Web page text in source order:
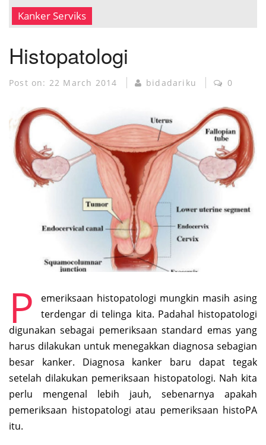
MUSEUM KANKER
Kanker Serviks
Histopatologi
Post on: 22 March 2014 bidadariku 0
P
emeriksaan histopatologi mungkin masih asing
terdengar di telinga kita. Padahal histopatologi
digunakan sebagai pemeriksaan standard emas yang
harus dilakukan untuk menegakkan diagnosa sebagian
besar kanker. Diagnosa kanker baru dapat tegak
setelah dilakukan pemeriksaan histopatologi. Nah kita
perlu mengenal lebih jauh, sebenarnya apakah
pemeriksaan histopatologi atau pemeriksaan histoPA
itu.